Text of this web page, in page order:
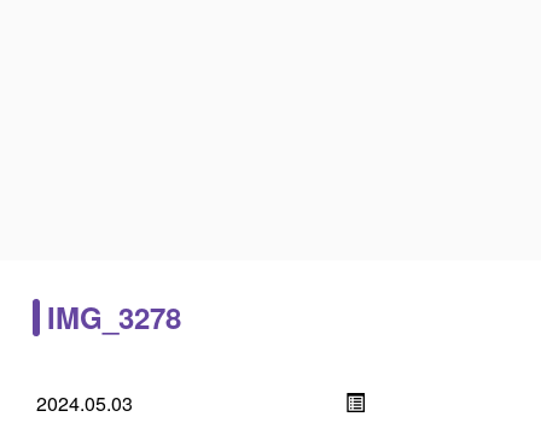
IMG_3278
2024.05.03